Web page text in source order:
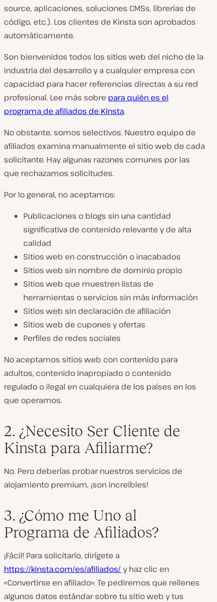
source, aplicaciones, soluciones CMSs, librerías de
código, etc.). Los clientes de Kinsta son aprobados
automáticamente.
Son bienvenidos todos los sitios web del nicho de la
industria del desarrollo y a cualquier empresa con
capacidad para hacer referencias directas a su red
profesional. Lee más sobre para quién es el
programa de afiliados de Kinsta.
No obstante, somos selectivos. Nuestro equipo de
afiliados examina manualmente el sitio web de cada
solicitante. Hay algunas razones comunes por las
que rechazamos solicitudes.
Por lo general, no aceptamos:
Publicaciones o blogs sin una cantidad
significativa de contenido relevante y de alta
calidad
Sitios web en construcción o inacabados
Sitios web sin nombre de dominio propio
Sitios web que muestren listas de
herramientas o servicios sin más información
Sitios web sin declaración de afiliación
Sitios web de cupones y ofertas
Perfiles de redes sociales
No aceptamos sitios web con contenido para
adultos, contenido inapropiado o contenido
regulado o ilegal en cualquiera de los países en los
que operamos.
2. ¿Necesito Ser Cliente de
Kinsta para Afiliarme?
No. Pero deberías probar nuestros servicios de
alojamiento premium, ¡son increíbles!
3. ¿Cómo me Uno al
Programa de Afiliados?
¡Fácil! Para solicitarlo, dirígete a
https://kinsta.com/es/afiliados/ y haz clic en
«Convertirse en afiliado». Te pediremos que rellenes
algunos datos estándar sobre tu sitio web y tus